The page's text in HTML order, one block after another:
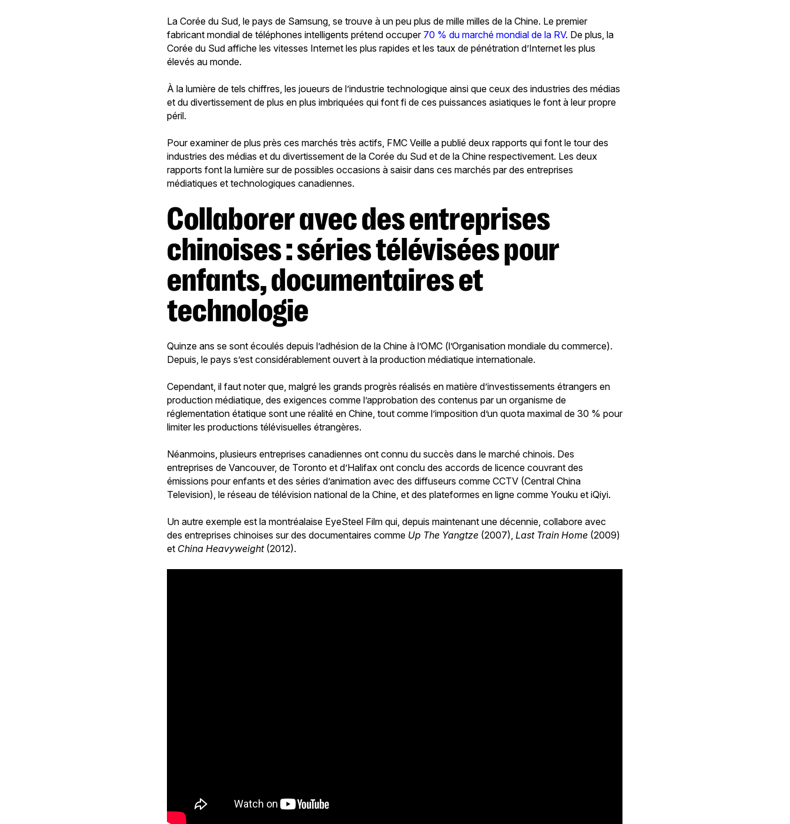
La Corée du Sud, le pays de Samsung, se trouve à un peu plus de mille milles de la Chine. Le premier
fabricant mondial de téléphones intelligents prétend occuper 70 % du marché mondial de la RV. De plus, la
Corée du Sud affiche les vitesses Internet les plus rapides et les taux de pénétration d’Internet les plus
élevés au monde.
À la lumière de tels chiffres, les joueurs de l’industrie technologique ainsi que ceux des industries des médias
et du divertissement de plus en plus imbriquées qui font fi de ces puissances asiatiques le font à leur propre
péril.
Pour examiner de plus près ces marchés très actifs, FMC Veille a publié deux rapports qui font le tour des
industries des médias et du divertissement de la Corée du Sud et de la Chine respectivement. Les deux
rapports font la lumière sur de possibles occasions à saisir dans ces marchés par des entreprises
médiatiques et technologiques canadiennes.
Collaborer avec des entreprises
chinoises : séries télévisées pour
enfants, documentaires et
technologie
Quinze ans se sont écoulés depuis l’adhésion de la Chine à l’OMC (l’Organisation mondiale du commerce).
Depuis, le pays s’est considérablement ouvert à la production médiatique internationale.
Cependant, il faut noter que, malgré les grands progrès réalisés en matière d’investissements étrangers en
production médiatique, des exigences comme l’approbation des contenus par un organisme de
réglementation étatique sont une réalité en Chine, tout comme l’imposition d’un quota maximal de 30 % pour
limiter les productions télévisuelles étrangères.
Néanmoins, plusieurs entreprises canadiennes ont connu du succès dans le marché chinois. Des
entreprises de Vancouver, de Toronto et d’Halifax ont conclu des accords de licence couvrant des
émissions pour enfants et des séries d’animation avec des diffuseurs comme CCTV (Central China
Television), le réseau de télévision national de la Chine, et des plateformes en ligne comme Youku et iQiyi.
Un autre exemple est la montréalaise EyeSteel Film qui, depuis maintenant une décennie, collabore avec
des entreprises chinoises sur des documentaires comme Up The Yangtze (2007),Last Train Home (2009)
et China Heavyweight(2012).